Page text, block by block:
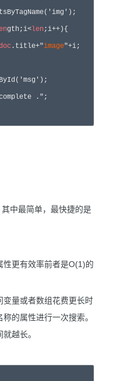
gth;i<len;i++){
.title+"image"+i;
complete .";
中最简单，最快捷的是
更有效率前者是O(1)的
变量或者数组花费更长时
的属性进行一次搜索。
越长。